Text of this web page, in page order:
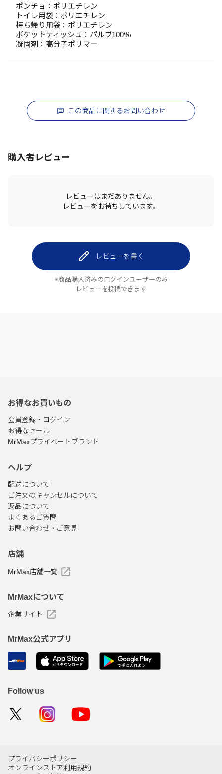
ポンチョ：ポリエチレン
トイレ用袋：ポリエチレン
持ち帰り用袋：ポリエチレン
ポケットティッシュ：パルブ100％
凝固剤：高分子ポリマー
この商品に関するお問い合わせ
購入者レビュー
レビューはまだありません。
レビューをお待ちしています。
レビューを書く
※商品購入済みのログインユーザーのみ
レビューを投稿できます
お得なお買いもの
会員登録・ログイン
お得なセール
MrMaxプライベートブランド
ヘルプ
配送について
ご注文のキャンセルについて
返品について
よくあるご質問
お問い合わせ・ご意見
店舗
MrMax店舗一覧
MrMaxについて
企業サイト
MrMax公式アプリ
Follow us
プライバシーポリシー
オンラインストア利用規約